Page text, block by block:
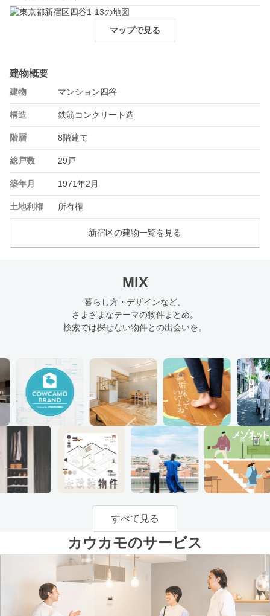
マップで見る
建物概要
建物 マンション四谷
構造 鉄筋コンクリート造
階層 8階建て
総戸数 29戸
築年月 1971年2月
土地利権 所有権
新宿区の建物一覧を見る
MIX
暮らし方・デザインなど、
さまざまなテーマの物件まとめ。
検索では探せない物件との出会いを。
すべて見る
カウカモのサービス